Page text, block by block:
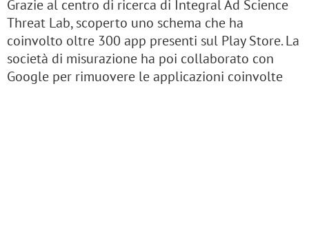
Grazie al centro di ricerca di Integral Ad Science
Threat Lab, scoperto uno schema che ha
coinvolto oltre 300 app presenti sul Play Store. La
società di misurazione ha poi collaborato con
Google per rimuovere le applicazioni coinvolte